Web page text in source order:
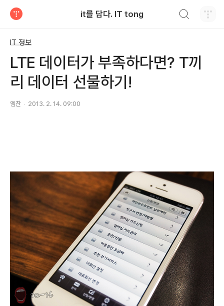
it를 담다. IT tong
IT 정보
LTE 데이터가 부족하다면? T끼
리 데이터 선물하기!
엠찬 2013. 2. 14. 09:00